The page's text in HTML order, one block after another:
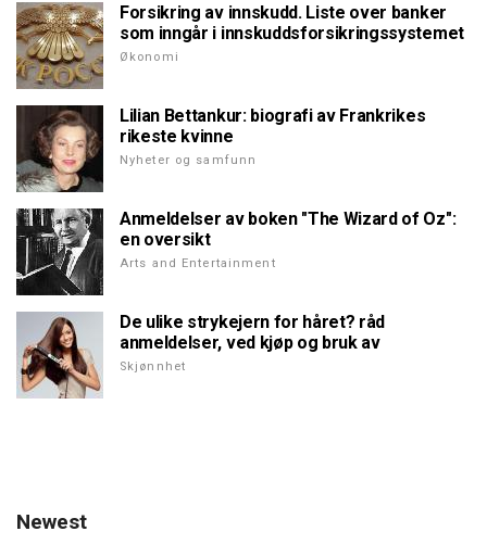
Forsikring av innskudd. Liste over banker
som inngår i innskuddsforsikringssystemet
Økonomi
Lilian Bettankur: biografi av Frankrikes
rikeste kvinne
Nyheter og samfunn
Anmeldelser av boken "The Wizard of Oz":
en oversikt
Arts and Entertainment
De ulike strykejern for håret? råd
anmeldelser, ved kjøp og bruk av
Skjønnhet
Newest